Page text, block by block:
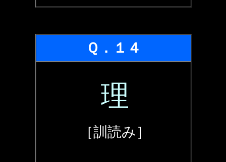
Ｑ．１４
理
［訓読み］